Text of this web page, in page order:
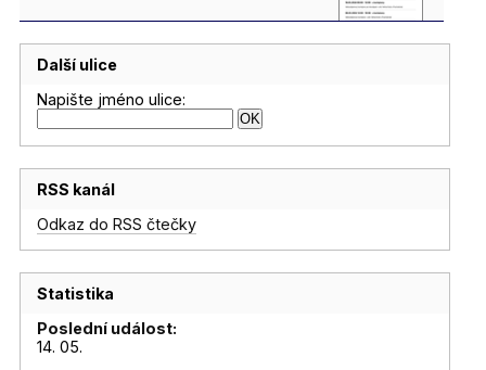
Další ulice
Napište jméno ulice:
RSS kanál
Odkaz do RSS čtečky
Statistika
Poslední událost:
14. 05.